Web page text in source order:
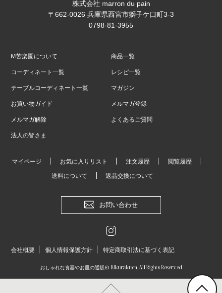
株式会社 marron du pain
〒662-0026 兵庫県西宮市獅子ケ口町3-3
0798-81-3955
M苦楽園について 商品一覧
コーディネート一覧 レシピ一覧
テーブルコーディネート一覧 マガジン
お買い物ガイド メルマガ登録
メルマガ解除 よくあるご質問
法人の皆さま
マイページ お気に入りリスト 注文履歴 閲覧履歴
送料について 返品交換について
お問い合わせ
会社概要 個人情報保護方針 特定商取引法に基づく表記
おしゃれな食器やお皿の通販© Mkurakuen,All Rights Reserved